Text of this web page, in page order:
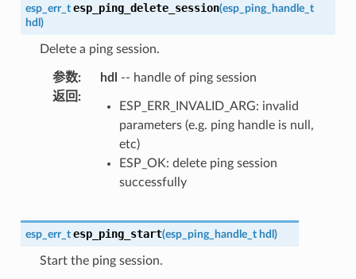
esp_err_t esp_ping_delete_session(esp_ping_handle_t
hdl )
Delete a ping session.
参数: hdl
-- handle of ping session
返回 :
ESP_ERR_INVALID_ARG: invalid
parameters (e.g. ping handle is null,
etc)
ESP_OK: delete ping session
successfully
esp_err_t esp_ping_start(esp_ping_handle_t hdl )
Start the ping session.